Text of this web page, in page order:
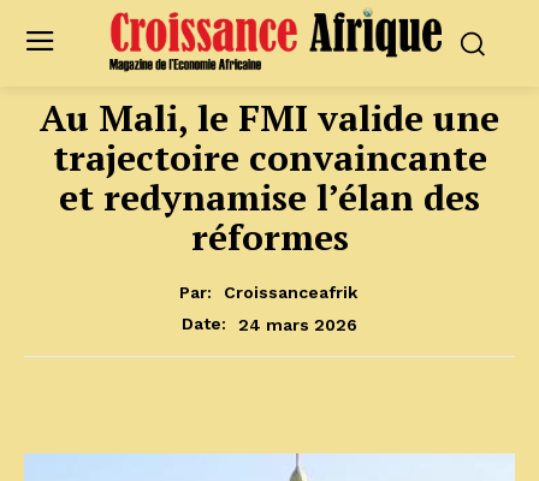
Au Mali, le FMI valide une
trajectoire convaincante
et redynamise l’élan des
réformes
Par:
Croissanceafrik
Date:
24 mars 2026